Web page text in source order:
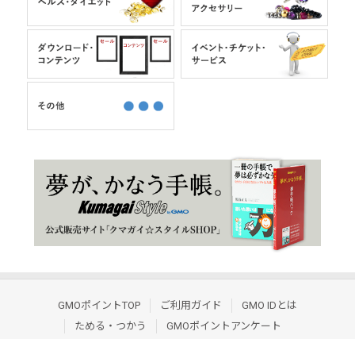
GMOポイントTOP ご利用ガイド
GMO IDとは
ためる・つかう
GMOポイントアンケート